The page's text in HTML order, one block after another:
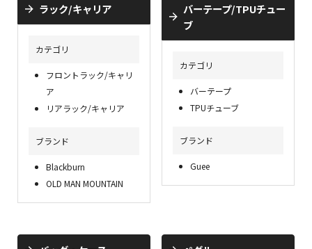
ラック/キャリア
カテゴリ
フロントラック/キャリ
ア
リアラック/キャリア
ブランド
Blackburn
OLD MAN MOUNTAIN
バーテープ/TPUチュー
ブ
カテゴリ
バーテープ
TPUチューブ
ブランド
Guee